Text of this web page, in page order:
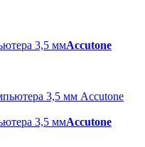
3,5 ммAccutone
3,5 ммAccutone